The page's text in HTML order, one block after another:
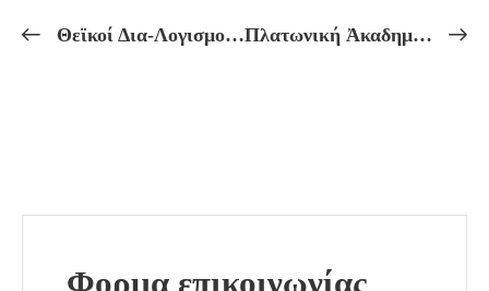
Θεϊκοί Δια-Λογισμοί!ΠΑΝΣΕΛΗΝΟΣ ΤΗΣ ΘΕΑΣ ΑΦΡΟΔΙΤΗΣ! Πλατωνική Ἀκαδημία!Πλωτίνου: «ΟΙ ΠΛΑΝΗΤΙΚΕΣ ΕΠΙΔΡΑΣΕΙΣ ΣΤΗΝ ΨΥΧΗ!»
Φορμα επικοινωνίας